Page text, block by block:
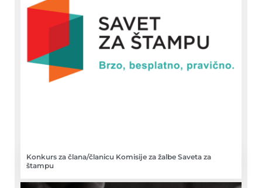
Konkurs za člana/članicu Komisije za žalbe Saveta za
štampu